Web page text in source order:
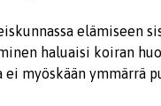
elämiseen
haluaisi koiran
ei myöskään ymmärrä